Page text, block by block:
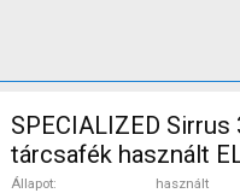
SPECIALIZED
tárcsafék használt
Állapot
használt